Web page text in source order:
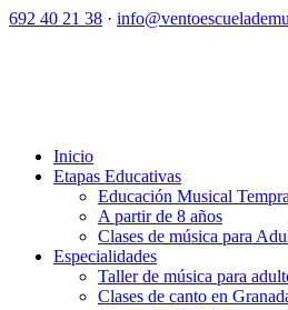
692 40 21 38 ·
Inicio
Etapas Educativas
Educación Musical
A partir de 8 años
Clases de música para
Especialidades
Taller de música para
Clases de canto en